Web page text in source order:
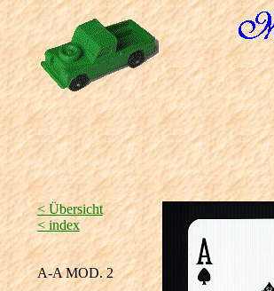
< Übersicht
< index
A-A MOD. 2